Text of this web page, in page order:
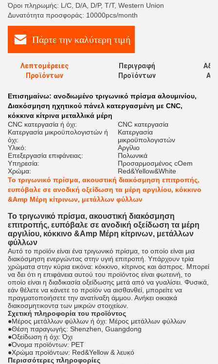
Όροι πληρωμής: L/C, D/A, D/P, T/T, Western Union
Δυνατότητα προσφοράς: 10000pcs/month
Πάρτε την καλύτερη τιμή
Λεπτομέρειες
Προϊόντων
Περιγραφή
Προϊόντων
Επισημαίνω: ανοδιωμένο τριγωνικό πρίσμα αλουμινίου,
Διακόσμηση ηχητικού πάνελ κατεργασμένη με CNC,
κόκκινα κίτρινα μεταλλικά μέρη
CNC κατεργασία ή όχι:
CNC κατεργασία
Κατεργασία μικροϋπολογιστών ή
όχι:
Κατεργασία
μικροϋπολογιστών
Υλικό:
Αργίλιο
Επεξεργασία επιφάνειας:
Πολωνικά
Υπηρεσία:
Προσαρμοσμένος cOem
Χρώμα:
Red&Yellow&White
Το τριγωνικό πρίσμα, ακουστική διακόσμηση επιτροπής,
ευπόβαλε σε ανοδική οξείδωση τα μέρη αργιλίου, κόκκινο
&Amp Μέρη κίτρινων, μετάλλων φύλλων
Το τριγωνικό πρίσμα, ακουστική διακόσμηση
επιτροπής, ευπόβαλε σε ανοδική οξείδωση τα μέρη
αργιλίου, κόκκινο &Amp Μέρη κίτρινων, μετάλλων
φύλλων
Αυτό το προϊόν είναι ένα τριγωνικό πρίσμα, το οποίο είναι μια
διακόσμηση ενεργώντας στην υγιή επιτροπή. Υπάρχουν τρία
χρώματα στην κύρια εικόνα: κόκκινο, κίτρινος και άσπρος. Μπορεί
να δει ότι η επιφάνεια αυτού του προϊόντος είναι φωτεινή, το
οποίο είναι η διαδικασία οξείδωσης μετά από να γυαλίσει. Φυσικά,
εάν θέλετε να κάνετε το προϊόν να αισθανθεί, μπορείτε να
πραγματοποιήσετε την ανατίναξη άμμου. Ανήκει οικιακά
διακοσμητικοντα των μικρών στοιχείων.
Σχετική πληροφορία του προϊόντος
●Μέρος μετάλλων φύλλων ή όχι: Μέρος μετάλλων φύλλων
●Θέση παραγωγής: Shenzhen, Guangdong
●Οξείδωση ή όχι: Όχι
●Όνομα προϊόντων: PET
●Χρώμα προϊόντων: Red&Yellow & λευκό
Περισσότερες πληροφορίες